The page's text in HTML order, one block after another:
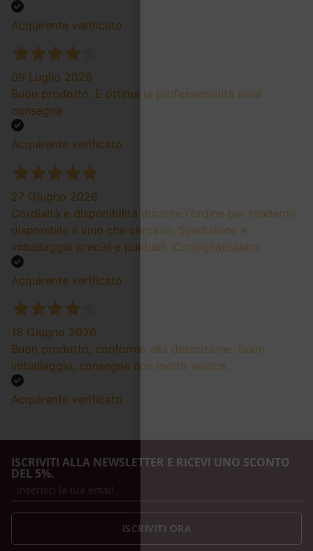
Acquirente verificato
09 Luglio 2026
Buon prodotto. E ottima la professionalità nella
consegna
Acquirente verificato
27 Giugno 2026
Cordialtà e disponibilità durante l'ordine per rendermi
disponibile il vino che cercavo. Spedizione e
imballaggio precisi e puntuali. Consigliatissimo.
Acquirente verificato
18 Giugno 2026
Buon prodotto, conforme alla descrizione. Buon
imballaggio, consegna non molto veloce.
Acquirente verificato
ISCRIVITI ALLA NEWSLETTER E RICEVI UNO SCONTO
DEL 5%.
ISCRIVITI ORA